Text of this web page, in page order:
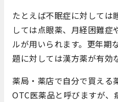
たとえば不眠症に対しては
しては点眼薬、月経困難症
ルが用いられます。更年期
題に対しては漢方薬が有効
薬局・薬店で自分で買える
OTC医薬品と呼びますが、